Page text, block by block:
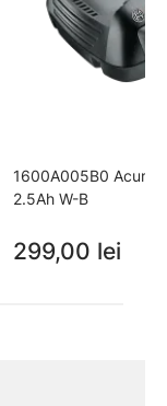
1600A005B0
2.5Ah W-B
299,00 lei